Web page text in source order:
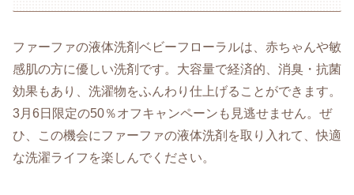
ファーファの液体洗剤ベビーフローラルは、赤ちゃんや敏
感肌の方に優しい洗剤です。大容量で経済的、消臭・抗菌
効果もあり、洗濯物をふんわり仕上げることができます。
3月6日限定の50％オフキャンペーンも見逃せません。ぜ
ひ、この機会にファーファの液体洗剤を取り入れて、快適
な洗濯ライフを楽しんでください。